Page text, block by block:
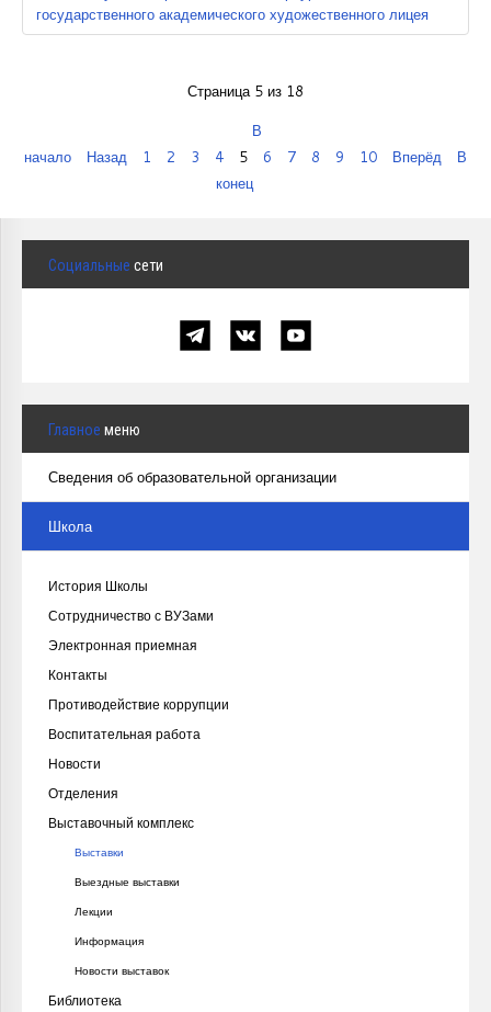
государственного академического художественного лицея
Страница 5 из 18
В
начало
Назад 1 2 3 4 5 6 7 8 9 10 Вперёд
В
конец
Социальные сети
Главное меню
Сведения об образовательной организации
Школа
История Школы
Сотрудничество с ВУЗами
Электронная приемная
Контакты
Противодействие коррупции
Воспитательная работа
Новости
Отделения
Выставочный комплекс
Выставки
Выездные выставки
Лекции
Информация
Новости выставок
Библиотека